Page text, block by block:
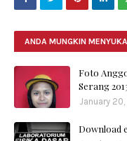
ANDA MUNGKIN
Foto
Serang
January 20,
Download